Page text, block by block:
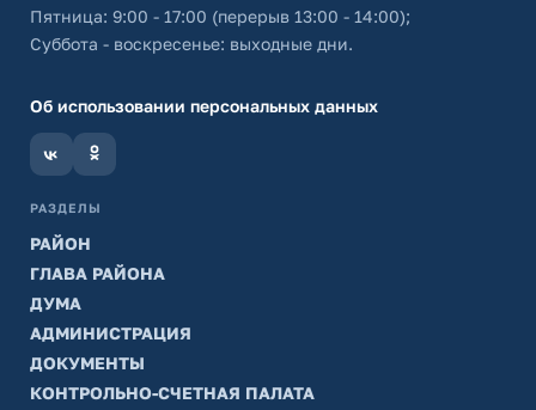
Пятница: 9:00 - 17:00 (перерыв 13:00 - 14:00);
Суббота - воскресенье: выходные дни.
Об использовании персональных данных
РАЗДЕЛЫ
РАЙОН
ГЛАВА РАЙОНА
ДУМА
АДМИНИСТРАЦИЯ
ДОКУМЕНТЫ
КОНТРОЛЬНО-СЧЕТНАЯ ПАЛАТА